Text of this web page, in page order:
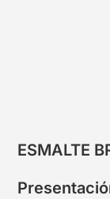
ESMALTE